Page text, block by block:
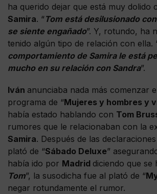
ha querido dejar que está muy dolido
Samira. “Tom está desilusionado
se siente engañado”. Y, rotundo, ha
tenido algún tipo de relación con ella.
comportamiento de Samira le está
mucho en su relación con Sandra”.
Iván anunciaba nada más comenzar
programa de “Mujeres y hombres y
había estado hablando con Tom
rumores que le relacionaban con la
Samira. Después de las
plató de “Sábado Deluxe”
había ido por Madrid diciendo que se
Tom”, la susodicha fue al plató de “
negar rotundamente el rumor.